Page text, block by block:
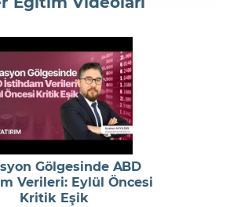
Gölgesinde ABD
Verileri: Eylül Öncesi
Kritik Eşik